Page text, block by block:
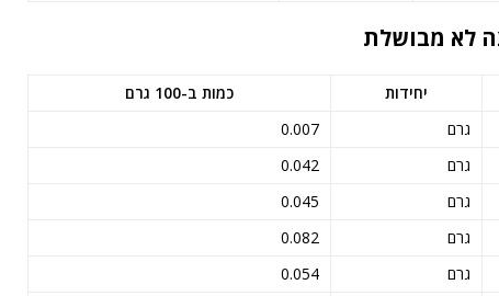
יחידות
כמות ב-100 גרם
גרם
0.007
גרם
0.042
גרם
0.045
גרם
0.082
גרם 0.054